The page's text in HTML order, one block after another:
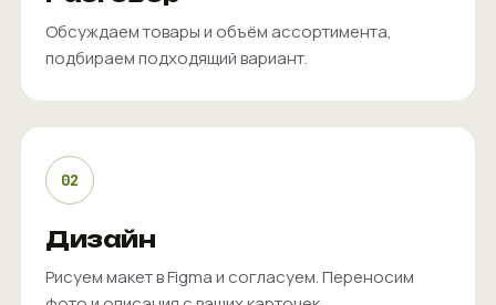
Обсуждаем товары и объём ассортимента,
подбираем подходящий вариант.
02
Дизайн
Рисуем макет в Figma и согласуем. Переносим